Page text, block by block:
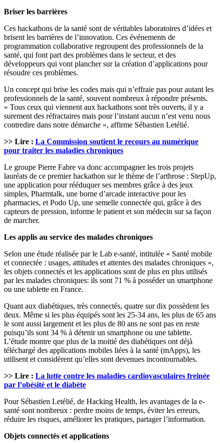
Briser les barrières
Ces hackathons de la santé sont de véritables laboratoires d’idées et
brisent les barrières de l’innovation. Ces événements de
programmation collaborative regroupent des professionnels de la
santé, qui font part des problèmes dans le secteur, et des
développeurs qui vont plancher sur la création d’applications pour
résoudre ces problèmes.
Un concept qui brise les codes mais qui n’effraie pas pour autant les
professionnels de la santé, souvent nombreux à répondre présents.
« Tous ceux qui viennent aux hackathons sont très ouverts, il y a
surement des réfractaires mais pour l’instant aucun n’est venu nous
contredire dans notre démarche », affirme Sébastien Letélié.
>> Lire : La Commission soutient le recours au numérique
pour traiter les maladies chroniques
Le groupe Pierre Fabre va donc accompagner les trois projets
lauréats de ce premier hackathon sur le thème de l’arthrose : StepUp,
une application pour rééduquer ses membres grâce à des jeux
simples, Pharmtalk, une borne d’arcade interactive pour les
pharmacies, et Podo Up, une semelle connectée qui, grâce à des
capteurs de pression, informe le patient et son médecin sur sa façon
de marcher.
Les applis au service des malades chroniques
Selon une étude réalisée par le Lab e-santé, intitulée « Santé mobile
et connectée : usages, attitudes et attentes des malades chroniques »,
les objets connectés et les applications sont de plus en plus utilisés
par les malades chroniques: ils sont 71 % à posséder un smartphone
ou une tablette en France.
Quant aux diabétiques, très connectés, quatre sur dix possèdent les
deux. Même si les plus équipés sont les 25-34 ans, les plus de 65 ans
le sont aussi largement et les plus de 80 ans ne sont pas en reste
puisqu’ils sont 34 % à détenir un smartphone ou une tablette.
L’étude montre que plus de la moitié des diabétiques ont déjà
téléchargé des applications mobiles liées à la santé (mApps), les
utilisent et considèrent qu’elles sont devenues incontournables.
>> Lire : La lutte contre les maladies cardiovasculaires freinée
par l’obésité et le diabète
Pour Sébastien Letélié, de Hacking Health, les avantages de la e-
santé sont nombreux : perdre moins de temps, éviter les erreurs,
réduire les risques, améliorer les pratiques, partager l’information.
Objets connectés et applications